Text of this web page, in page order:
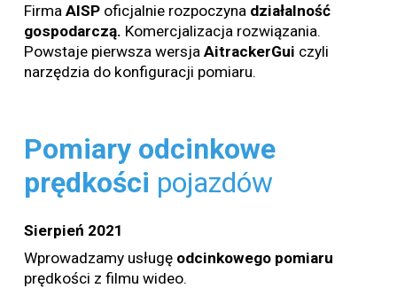
FirmaAISP oficjalnie rozpoczyna działalność
gospodarczą. Komercjalizacja rozwiązania.
Powstaje pierwsza wersjaAitrackerGui czyli
narzędzia do konfiguracji pomiaru.
Pomiary odcinkowe
prędkości pojazdów
Sierpień 2021
Wprowadzamy usługę odcinkowego pomiaru
prędkości z filmu wideo.